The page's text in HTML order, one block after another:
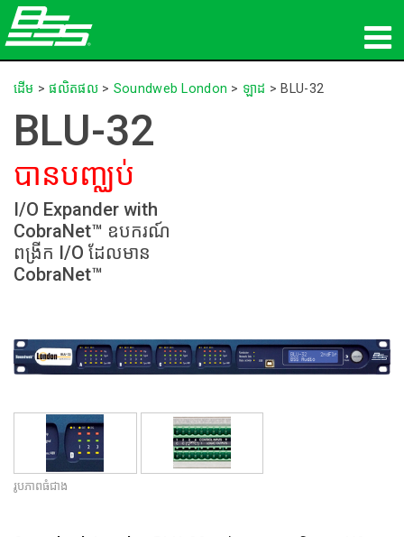
ផលិតផល
អូឌីយ៉ូបណ្ដាញ
កន្លែងទិញ
ព័ត៌មាន
បណ្ដុះបណ្ដាល
ប្រវត្តិរបស់យើង
ភាសា/តំបន់
ដើម >ផលិតផល> Soundweb London > ឡាដ > BLU-32
BLU-32
បានបញ្ឈប់
I/O Expander with
CobraNet™ ឧបករណ៍
ពង្រីក I/O ដែលមាន
CobraNet™
រូបភាពធំជាង